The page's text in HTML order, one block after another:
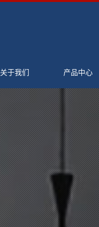
关于我们 产品中心